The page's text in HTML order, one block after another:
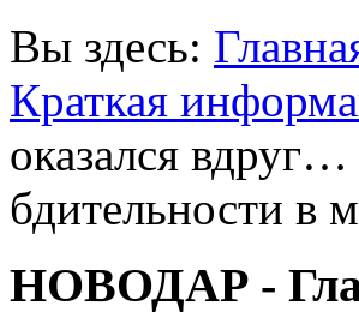
Вы здесь:
Краткая
оказался
бдительности в
НОВОДАР -